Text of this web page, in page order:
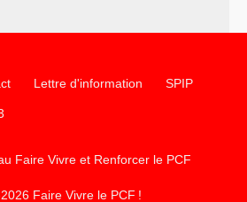
Lettre d'information SPIP
Faire Vivre et Renforcer le PCF
Faire Vivre le PCF !